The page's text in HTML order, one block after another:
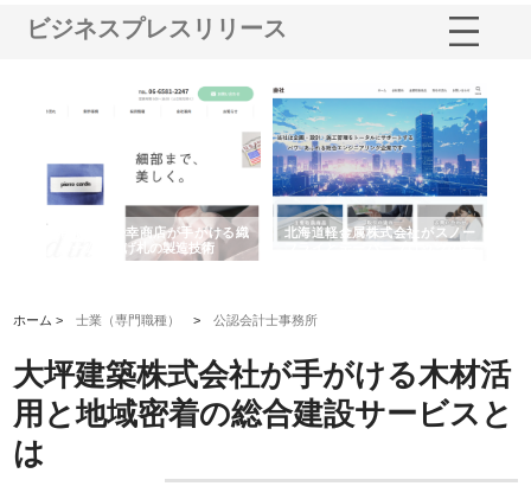
ビジネスプレスリリース
有限会社松幸商店が手がける織
ネームと下げ札の製造技術
北海道軽金属株式会社がスノー
ホーム >士業（専門職種） >公認会計士事務所
大坪建築株式会社が手がける木材活
用と地域密着の総合建設サービスと
は